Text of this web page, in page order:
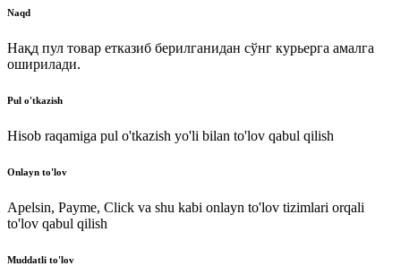
Naqd
Нақд пул товар етказиб берилганидан сўнг курьерга амалга
оширилади.
Pul o'tkazish
Hisob raqamiga pul o'tkazish yo'li bilan to'lov qabul qilish
Onlayn to'lov
Apelsin, Payme, Click va shu kabi onlayn to'lov tizimlari orqali
to'lov qabul qilish
Muddatli to'lov